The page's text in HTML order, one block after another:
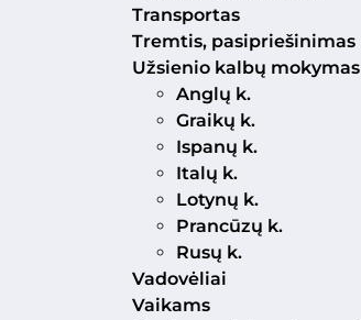
Transportas
Tremtis, pasipriešinimas
Užsienio kalbų mokymas
Anglų k.
Graikų k.
Ispanų k.
Italų k.
Lotynų k.
Prancūzų k.
Rusų k.
Vadovėliai
Vaikams